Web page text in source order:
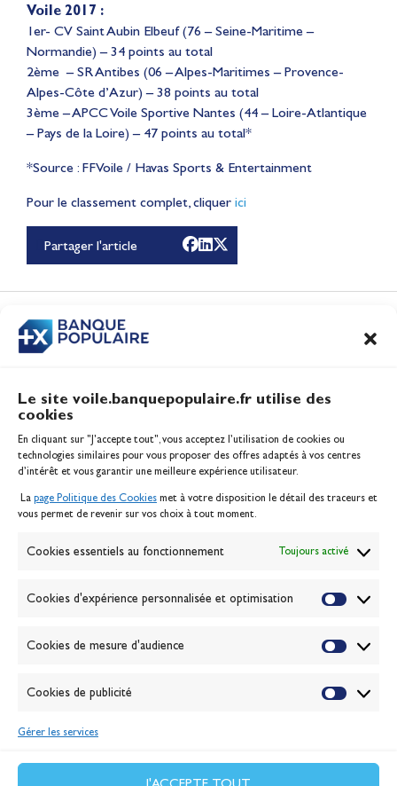
Le site voile.banquepopulaire.fr utilise des
cookies
En cliquant sur "J'accepte tout", vous acceptez l’utilisation de cookies ou
technologies similaires pour vous proposer des offres adaptés à vos centres
d’intérêt et vous garantir une meilleure expérience utilisateur.
La page Politique des Cookies met à votre disposition le détail des traceurs et
vous permet de revenir sur vos choix à tout moment.
Cookies essentiels au fonctionnement Toujours activé
Cookies d'expérience personnalisée et optimisation
Cookies de mesure d'audience
Cookies de publicité
Gérer les services
Voile 2017 :
1er- CV Saint Aubin Elbeuf (76 – Seine-Maritime –
Normandie) – 34 points au total
2ème – SR Antibes (06 – Alpes-Maritimes – Provence-
Alpes-Côte d’Azur) – 38 points au total
3ème – APCC Voile Sportive Nantes (44 – Loire-Atlantique
– Pays de la Loire) – 47 points au total*
*Source : FFVoile / Havas Sports & Entertainment
Pour le classement complet, cliquer ici
Partager l'article
CONTENUS
Lauriane Nolot en or à
Long Beach, sur le plan
d'eau des Jeux
Olympiques 2028
Inscription serveur média
Contact
Politique des cookies
Banque de la voile
Passion Voile TV
ABONNEZ-VOUS
J'accepte lapolitique de confidentialité